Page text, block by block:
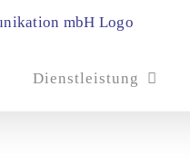
Dienstleistung